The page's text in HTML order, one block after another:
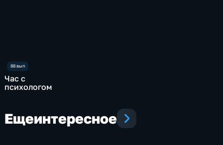
Час с
психологом
Ещеинтересное